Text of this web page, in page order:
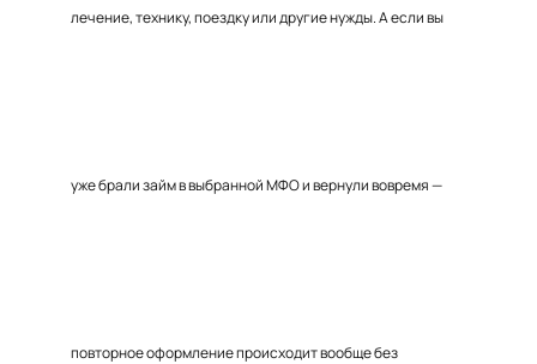
лечение, технику, поездку или другие нужды. А если вы
уже брали займ в выбранной МФО и вернули вовремя —
повторное оформление происходит вообще без